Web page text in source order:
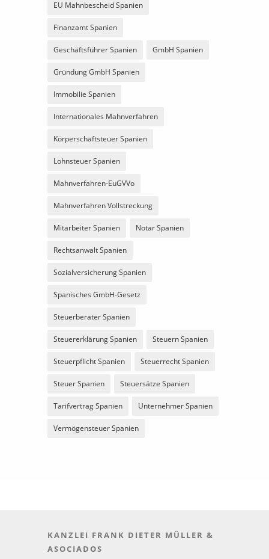
EU Mahnbescheid Spanien
Finanzamt Spanien
Geschäftsführer Spanien GmbH Spanien
Gründung GmbH Spanien
Immobilie Spanien
Internationales Mahnverfahren
Körperschaftsteuer Spanien
Lohnsteuer Spanien
Mahnverfahren-EuGVVo
Mahnverfahren Vollstreckung
Mitarbeiter Spanien Notar Spanien
Rechtsanwalt Spanien
Sozialversicherung Spanien
Spanisches GmbH-Gesetz
Steuerberater Spanien
Steuererklärung Spanien Steuern Spanien
Steuerpflicht Spanien Steuerrecht Spanien
Steuer Spanien Steuersätze Spanien
Tarifvertrag Spanien Unternehmer Spanien
Vermögensteuer Spanien
KANZLEI FRANK DIETER MÜLLER &
ASOCIADOS